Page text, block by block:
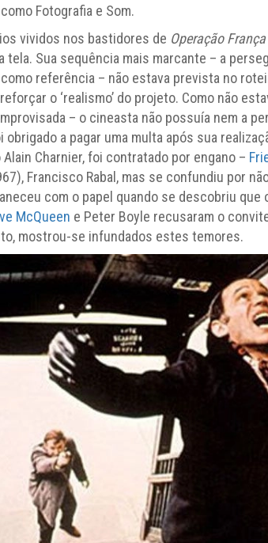
Fotografia e Som.
vividos nos bastidores de Operação França
tela. Sua sequência mais marcante – a
referência – não estava prevista no
o ‘realismo’ do projeto. Como não
– o cineasta não possuía nem a
obrigado a pagar uma multa após sua
Charnier, foi contratado por engano –
Francisco Rabal, mas se confundiu por
com o papel quando se descobriu que
McQueen e Peter Boyle recusaram o
mostrou-se infundados estes temores.